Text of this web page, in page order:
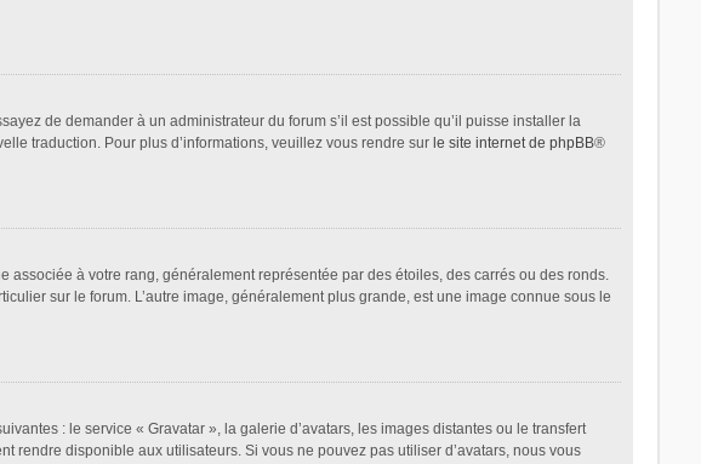
de demander à un administrateur du forum s’il est possible qu’il puisse installer la
traduction. Pour plus d’informations, veuillez vous rendre sur le site internet de phpBB®
à votre rang, généralement représentée par des étoiles, des carrés ou des ronds.
sur le forum. L’autre image, généralement plus grande, est une image connue sous le
: le service « Gravatar », la galerie d’avatars, les images distantes ou le transfert
rendre disponible aux utilisateurs. Si vous ne pouvez pas utiliser d’avatars, nous vous